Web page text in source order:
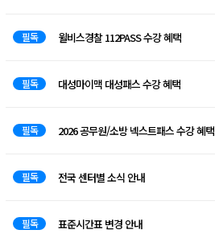
필독 윌비스경찰 112PASS 수강 혜택
필독 대성마이맥 대성패스 수강 혜택
필독 2026 공무원/소방 넥스트패스 수강 혜택
필독 전국 센터별 소식 안내
필독 표준시간표 변경 안내